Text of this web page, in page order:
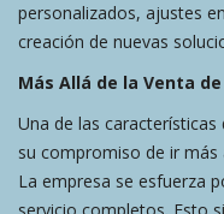
personalizados, ajustes
creación de nuevas
Más Allá de la Venta
Una de las características
su compromiso de ir más
La empresa se esfuerza